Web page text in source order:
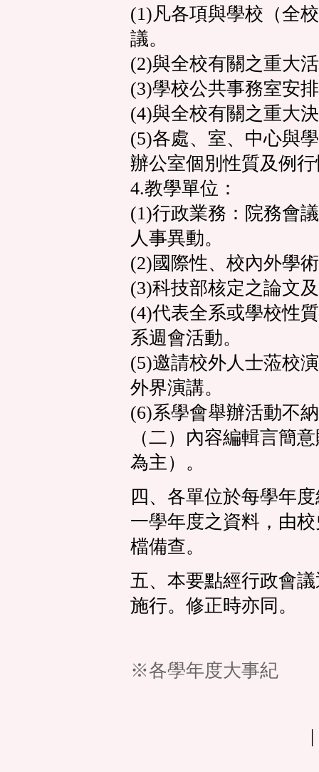
(1)凡各項與學校（全
議。
(2)與全校有關之重大
(3)學校公共事務室安
(4)與全校有關之重大
(5)各處、室、中心與
辦公室個別性質及例
4.教學單位：
(1)行政業務：院務會
人事異動。
(2)國際性、校內外學
(3)科技部核定之論文
(4)代表全系或學校性
系週會活動。
(5)邀請校外人士蒞校
外界演講。
(6)系學會舉辦活動不
（二）內容編輯言簡
為主）。
四、各單位於每學年
一學年度之資料，由
檔備查。
五、本要點經行政會
施行。修正時亦同。
※各學年度大事紀
|